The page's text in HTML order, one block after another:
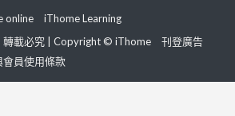
online
iThome Learning
轉載必究 | Copyright © iThome
刊登廣告
會員使用條款